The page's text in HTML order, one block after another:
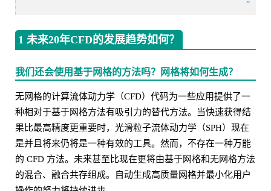
”
1 未来20年CFD的发展趋势如何？
我们还会使用基于网格的方法吗？网格将如何生成？
无网格的计算流体动力学（CFD）代码为一些应用提供了一
种相对于基于网格方法有吸引力的替代方法。当快速获得结
果比最高精度更重要时，光滑粒子流体动力学（SPH）现在
是并且将来仍将是一种有效的工具。然而，不存在一种万能
的 CFD 方法。未来甚至比现在更将由基于网格和无网格方法
的混合、融合共存组成。自动生成高质量网格并最小化用户